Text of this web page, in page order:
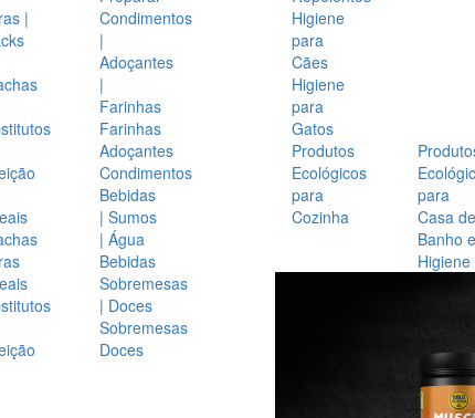
|
Condimentos
|
Adoçantes
|
Farinhas
Farinhas
Adoçantes
Condimentos
Bebidas
| Sumos
| Água
Bebidas
Sobremesas
| Doces
Sobremesas
Doces
Higiene
para
Cães
Higiene
para
Gatos
Produtos
Ecológicos
para
Cozinha
para
Casa de
Banho e
Higiene